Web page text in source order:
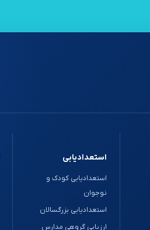
استعدادیابی
استعدادیابی کودک و
نوجوان
استعدادیابی بزرگسالان
ارزیابی گروهی مدارس